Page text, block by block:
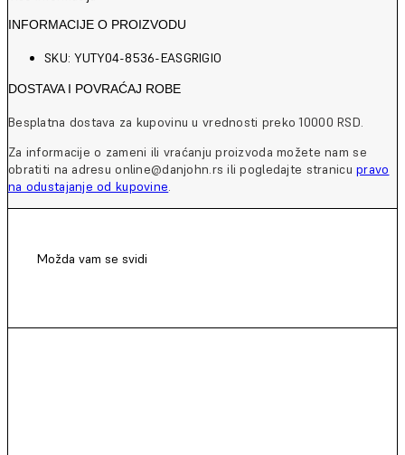
INFORMACIJE O PROIZVODU
SKU: YUTY04-8536-EASGRIGIO
DOSTAVA I POVRAĆAJ ROBE
Besplatna dostava za kupovinu u vrednosti preko 10000 RSD.
Za informacije o zameni ili vraćanju proizvoda možete nam se
obratiti na adresu online@danjohn.rs ili pogledajte stranicupravo
na odustajanje od kupovine.
Možda vam se svidi